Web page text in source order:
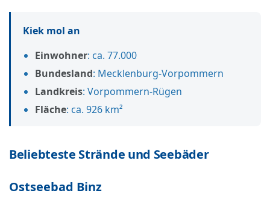
Kiek mol an
Einwohner: ca. 77.000
Bundesland: Mecklenburg-Vorpommern
Landkreis: Vorpommern-Rügen
Fläche: ca. 926 km²
Beliebteste Strände und Seebäder
Ostseebad Binz